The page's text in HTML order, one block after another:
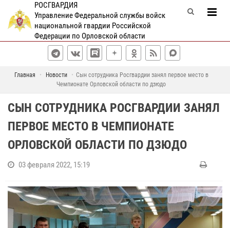
РОСГВАРДИЯ
Управление Федеральной службы войск
национальной гвардии Российской
Федерации по Орловской области
Главная Новости
Сын сотрудника Росгвардии занял первое место в
Чемпионате Орловской области по дзюдо
СЫН СОТРУДНИКА РОСГВАРДИИ ЗАНЯЛ
ПЕРВОЕ МЕСТО В ЧЕМПИОНАТЕ
ОРЛОВСКОЙ ОБЛАСТИ ПО ДЗЮДО
03 февраля 2022, 15:19